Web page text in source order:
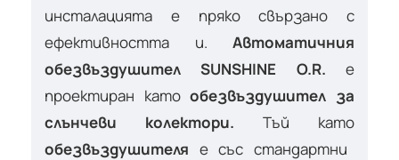
инсталацията е пряко свързано с
ефективността и. Автоматичния
обезвъздушител SUNSHINE O.R. е
проектиран катообезвъздушител за
слънчеви колектори. Тъй като
обезвъздушителя е със стандартни